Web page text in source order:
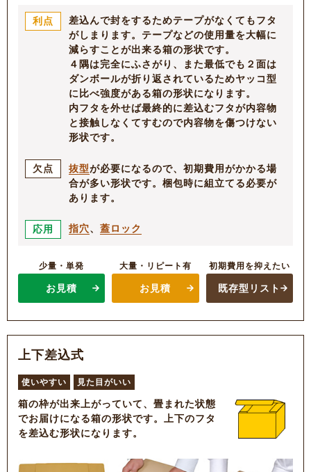
利点
差込んで封をするためテープがなくてもフタ
がしまります。テープなどの使用量を大幅に
減らすことが出来る箱の形状です。
４隅は完全にふさがり、また最低でも２面は
ダンボールが折り返されているためヤッコ型
に比べ強度がある箱の形状になります。
内フタを外せば最終的に差込むフタが内容物
と接触しなくてすむので内容物を傷つけない
形状です。
欠点 抜型が必要になるので、初期費用がかかる場
合が多い形状です。梱包時に組立てる必要が
あります。
応用 指穴、 蓋ロック
少量・単発
お見積
大量・リピート有
お見積
初期費用を抑えたい
既存型リスト
上下差込式
使いやすい 見た目がいい
箱の枠が出来上がっていて、畳まれた状態
でお届けになる箱の形状です。上下のフタ
を差込む形状になります。